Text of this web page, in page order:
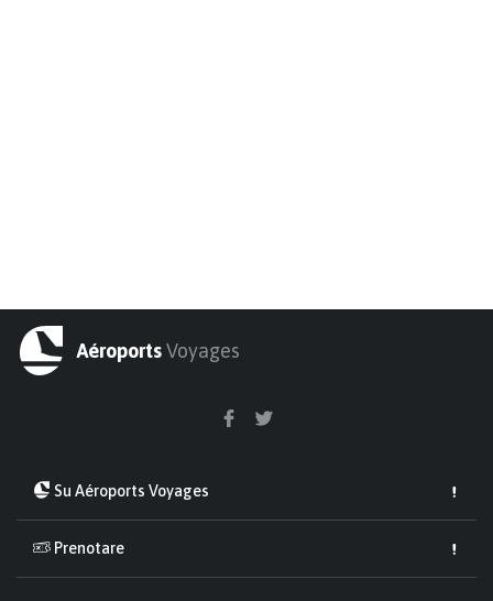
AéroportsVoyages
Su Aéroports Voyages
Prenotare